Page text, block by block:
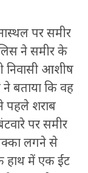
पर समीर
ने समीर के
निवासी आशीष
बताया कि वह
पहले शराब
पर समीर
लगने से
हाथ में एक ईंट